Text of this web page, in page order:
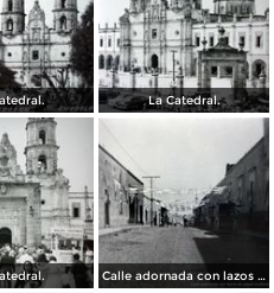
La Catedral.
Calle adornada con lazos de papel multicolor Zapopan Jalisco 1939.